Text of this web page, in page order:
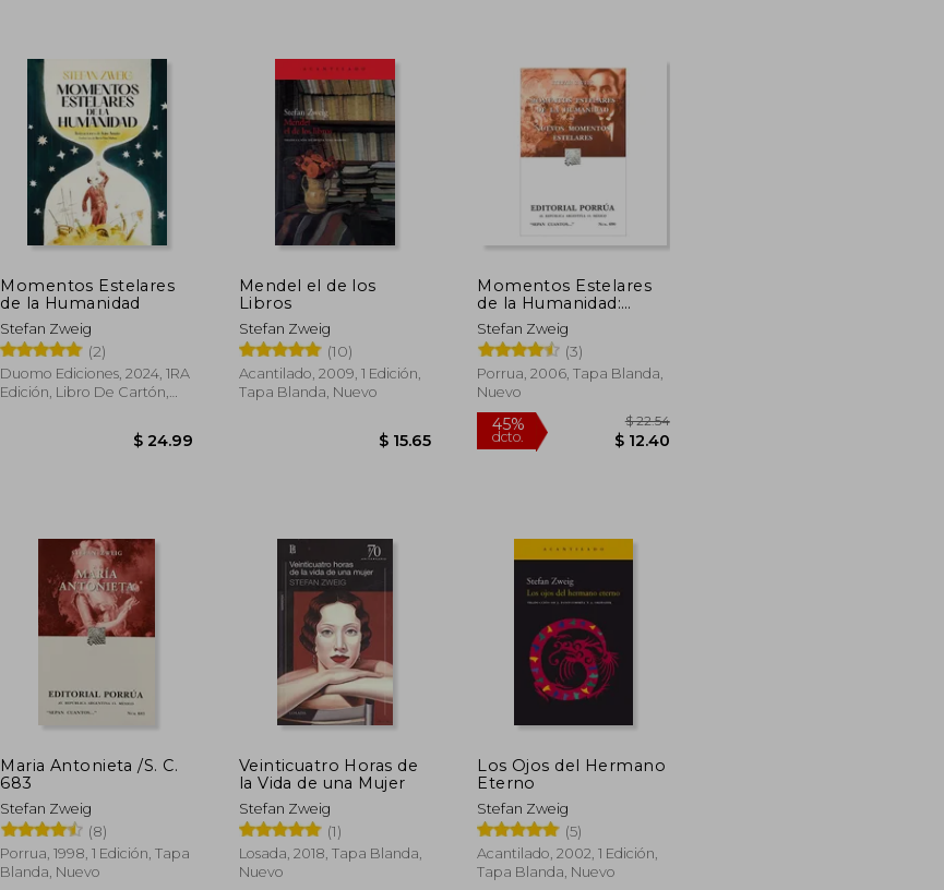
$ 10.50
Momentos Estelares
de la Humanidad
Stefan Zweig
(2)
Duomo Ediciones, 2024, 1RA
Edición, Libro De Cartón,
Mendel el de los
Libros
Stefan Zweig
(10)
Acantilado, 2009, 1 Edición,
Tapa Blanda, Nuevo
Momentos Estelares
de la Humanidad:
Nuevos Momentos
Estelares
Stefan Zweig
(3)
Porrua, 2006, Tapa Blanda,
Nuevo
45%
dcto.
Maria Antonieta /S. C.
683
Stefan Zweig
(8)
Porrua, 1998, 1 Edición, Tapa
Blanda, Nuevo
Veinticuatro Horas de
la Vida de una Mujer
Stefan Zweig
(1)
Losada, 2018, Tapa Blanda,
Nuevo
Los Ojos del Hermano
Eterno
Stefan Zweig
(5)
Acantilado, 2002, 1 Edición,
Tapa Blanda, Nuevo